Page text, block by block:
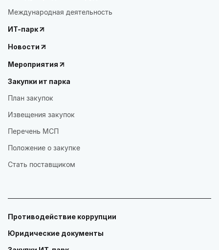
Международная деятельность
ИТ-парк
Новости
Мероприятия
Закупки ит парка
План закупок
Извещения закупок
Перечень МСП
Положение о закупке
Стать поставщиком
Противодействие коррупции
Юридические документы